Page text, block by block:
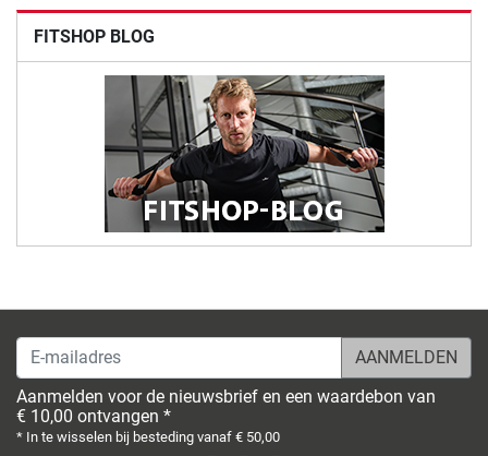
FITSHOP BLOG
E-mailadres
Aanmelden voor de nieuwsbrief en een waardebon van
€ 10,00 ontvangen *
* In te wisselen bij besteding vanaf € 50,00